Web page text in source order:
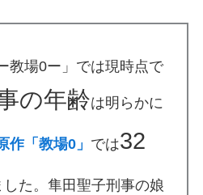
教場0ー」では現時点で
の年齢は明らかに
作「教場0」 では32
した。隼田聖子刑事の娘